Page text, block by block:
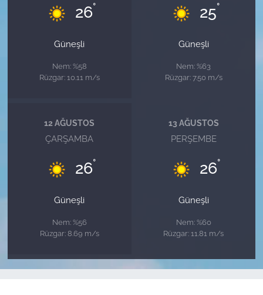
26°
Güneşli
Nem: %58
Rüzgar: 10.11 m/s
25°
Güneşli
Nem: %63
Rüzgar: 7.50 m/s
12 AĞUSTOS
ÇARŞAMBA
26°
Güneşli
Nem: %56
Rüzgar: 8.69 m/s
13 AĞUSTOS
PERŞEMBE
26°
Güneşli
Nem: %60
Rüzgar: 11.81 m/s